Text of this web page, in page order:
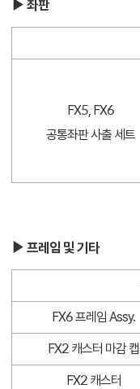
▶ 좌판
FX5, FX6
공통좌판 사출 세트
▶ 프레임 및 기타
FX6 프레임 Assy.
FX2 캐스터 마감 캡
FX2 캐스터